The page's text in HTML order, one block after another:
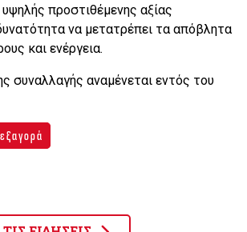
προστιθέμενης αξίας
να μετατρέπει τα απόβλητα
και ενέργεια.
συναλλαγής αναμένεται εντός του